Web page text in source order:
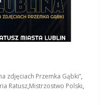
zdjęciach Przemka Gąbki”,
Ratusz,Mistrzostwo Polski,